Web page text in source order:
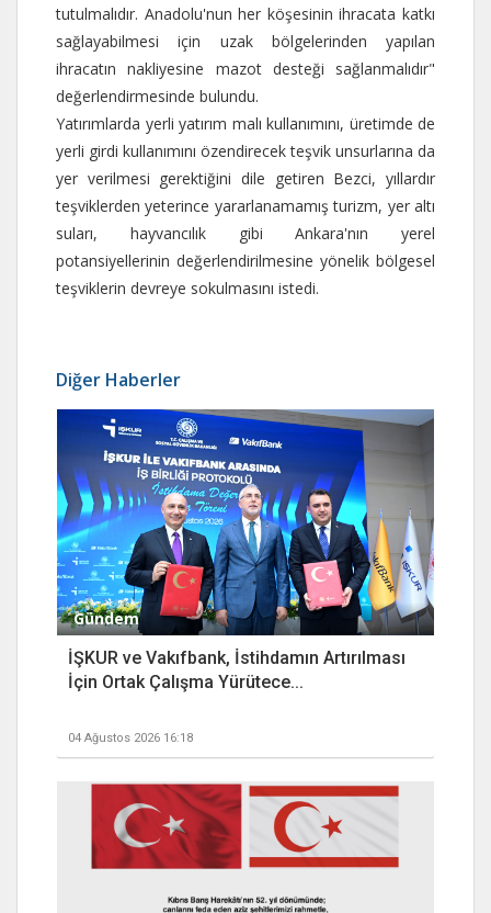
tutulmalıdır. Anadolu'nun her köşesinin ihracata katkı
sağlayabilmesi için uzak bölgelerinden yapılan
ihracatın nakliyesine mazot desteği sağlanmalıdır"
değerlendirmesinde bulundu.
Yatırımlarda yerli yatırım malı kullanımını, üretimde de
yerli girdi kullanımını özendirecek teşvik unsurlarına da
yer verilmesi gerektiğini dile getiren Bezci, yıllardır
teşviklerden yeterince yararlanamamış turizm, yer altı
suları, hayvancılık gibi Ankara'nın yerel
potansiyellerinin değerlendirilmesine yönelik bölgesel
teşviklerin devreye sokulmasını istedi.
Diğer Haberler
Gündem
İŞKUR ve Vakıfbank, İstihdamın Artırılması
İçin Ortak Çalışma Yürütece...
04 Ağustos 2026 16:18